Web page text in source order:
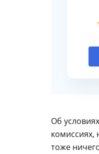
Об
комиссиях,
тоже